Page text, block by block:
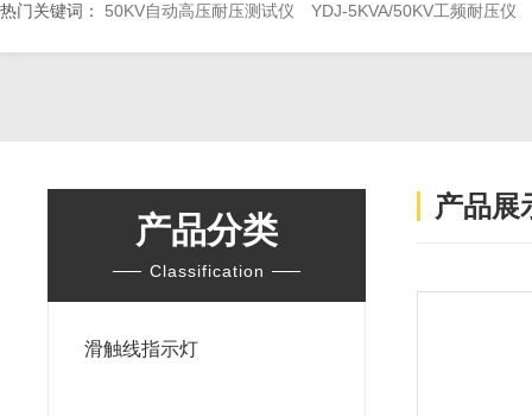
热门关键词： 50KV自动高压耐压测试仪 YDJ-5KVA/50KV工频耐压仪
产品分类
Classification
滑触线指示灯
产品展